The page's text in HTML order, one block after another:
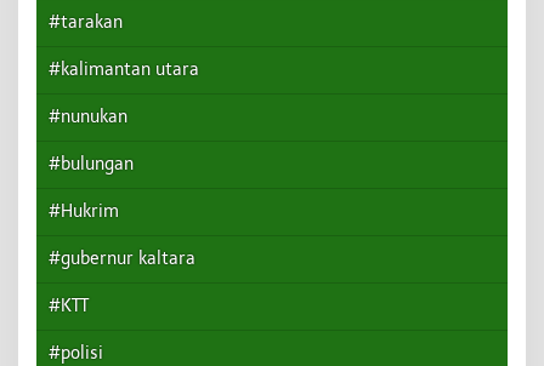
#tarakan
#kalimantan utara
#nunukan
#bulungan
#Hukrim
#gubernur kaltara
#KTT
#polisi